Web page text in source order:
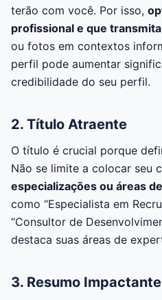
terão com você. Por isso,
profissional e que
ou fotos em contextos
perfil pode aumentar
credibilidade do seu perfil.
2. Título Atraente
O título é crucial porque
Não se limite a colocar seu
especializações ou áreas
como “Especialista em
“Consultor de
destaca suas áreas de
3. Resumo Impactante